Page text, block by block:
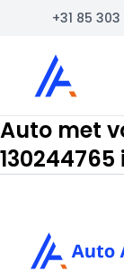
+31 85
Auto Atlas
Auto met